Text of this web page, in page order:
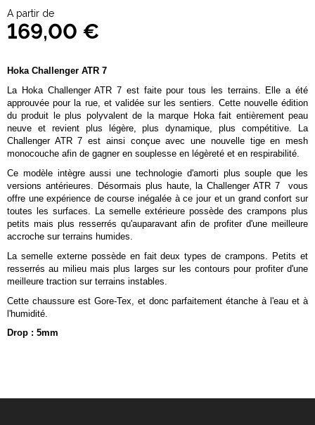
A partir de
169,00 €
Hoka Challenger ATR 7
La Hoka Challenger ATR 7 est faite pour tous les terrains. Elle a été
approuvée pour la rue, et validée sur les sentiers. Cette nouvelle édition
du produit le plus polyvalent de la marque Hoka fait entièrement peau
neuve et revient plus légère, plus dynamique, plus compétitive. La
Challenger ATR 7 est ainsi conçue avec une nouvelle tige en mesh
monocouche afin de gagner en souplesse en légèreté et en respirabilité.
Ce modèle intègre aussi une technologie d'amorti plus souple que les
versions antérieures. Désormais plus haute, la Challenger ATR 7 vous
offre une expérience de course inégalée à ce jour et un grand confort sur
toutes les surfaces. La semelle extérieure possède des crampons plus
petits mais plus resserrés qu'auparavant afin de profiter d'une meilleure
accroche sur terrains humides.
La semelle externe possède en fait deux types de crampons. Petits et
resserrés au milieu mais plus larges sur les contours pour profiter d'une
meilleure traction sur terrains instables.
Cette chaussure est Gore-Tex, et donc parfaitement étanche à l'eau et à
l'humidité.
Drop : 5mm